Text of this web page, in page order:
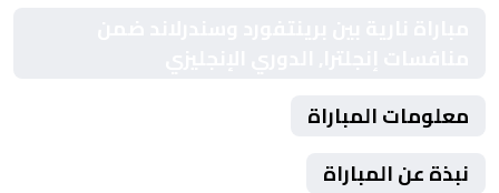
معلومات المباراة
نبذة عن المباراة